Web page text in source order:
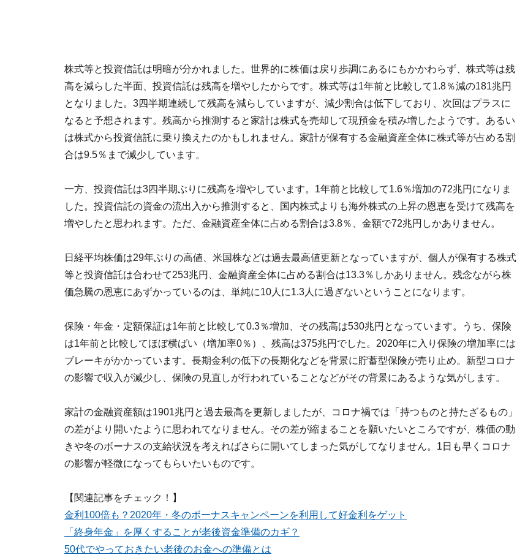
株式等と投資信託は明暗が分かれました。世界的に株価は戻り歩調にあるにもかかわらず、株式等は残
高を減らした半面、投資信託は残高を増やしたからです。株式等は1年前と比較して1.8％減の181兆円
となりました。3四半期連続して残高を減らしていますが、減少割合は低下しており、次回はプラスに
なると予想されます。残高から推測すると家計は株式を売却して現預金を積み増したようです。あるい
は株式から投資信託に乗り換えたのかもしれません。家計が保有する金融資産全体に株式等が占める割
合は9.5％まで減少しています。
一方、投資信託は3四半期ぶりに残高を増やしています。1年前と比較して1.6％増加の72兆円になりま
した。投資信託の資金の流出入から推測すると、国内株式よりも海外株式の上昇の恩恵を受けて残高を
増やしたと思われます。ただ、金融資産全体に占める割合は3.8％、金額で72兆円しかありません。
日経平均株価は29年ぶりの高値、米国株などは過去最高値更新となっていますが、個人が保有する株式
等と投資信託は合わせて253兆円、金融資産全体に占める割合は13.3％しかありません。残念ながら株
価急騰の恩恵にあずかっているのは、単純に10人に1.3人に過ぎないということになります。
保険・年金・定額保証は1年前と比較して0.3％増加、その残高は530兆円となっています。うち、保険
は1年前と比較してほぼ横ばい（増加率0％）、残高は375兆円でした。2020年に入り保険の増加率には
ブレーキがかかっています。長期金利の低下の長期化などを背景に貯蓄型保険が売り止め。新型コロナ
の影響で収入が減少し、保険の見直しが行われていることなどがその背景にあるような気がします。
家計の金融資産額は1901兆円と過去最高を更新しましたが、コロナ禍では「持つものと持たざるもの」
の差がより開いたように思われてなりません。その差が縮まることを願いたいところですが、株価の動
きや冬のボーナスの支給状況を考えればさらに開いてしまった気がしてなりません。1日も早くコロナ
の影響が軽微になってもらいたいものです。
【関連記事をチェック！】
金利100倍も？2020年・冬のボーナスキャンペーンを利用して好金利をゲット
「終身年金」を厚くすることが老後資金準備のカギ？
50代でやっておきたい老後のお金への準備とは